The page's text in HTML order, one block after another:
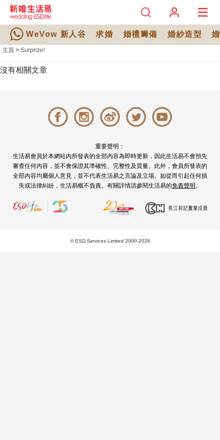
WeVow 新人谷 求婚 婚禮籌備 婚紗造型
主頁 > Surprize!
沒有相關文章
重要聲明：
生活易會員於本網站內所發表的全部內容為即時更新，因此生活易不會預先
審查任何內容，並不會保證其準確性、完整性及質量。此外，會員所發表的
全部內容均屬個人意見，並不代表生活易之言論及立場。如從而引起任何損
失或法律糾紛，生活易概不負責。有關詳情請參閱生活易的免責聲明 。
© ESD Services Limited 2000-2026